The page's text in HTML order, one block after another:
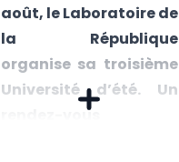
août, le Laboratoire de
la République
organise sa troisième
Université d’été. Un
rendez-vous